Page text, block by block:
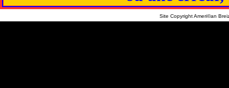
Site Copyright Ameri©an